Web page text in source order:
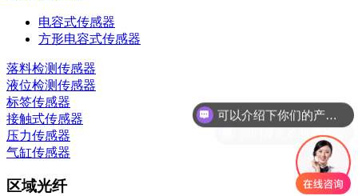
电容式传感器
方形电容式传感器
落料检测传感器
液位检测传感器
标签传感器
接触式传感器
压力传感器
气缸传感器
区域光纤
你们是怎么收费的呢